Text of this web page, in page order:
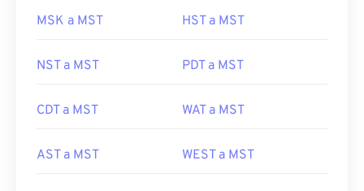
MSK a MST HST a MST
NST a MST PDT a MST
CDT a MST WAT a MST
AST a MST WEST a MST